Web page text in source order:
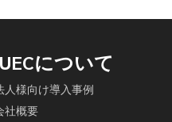
について
人様向け導入事例
社概要